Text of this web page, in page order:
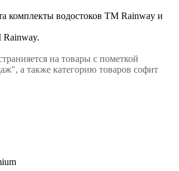
комплекты водостоков ТМ Rainway и
на товары с пометкой
а также категорию товаров софит